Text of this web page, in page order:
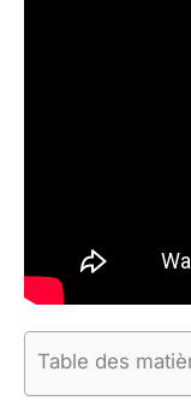
Table des